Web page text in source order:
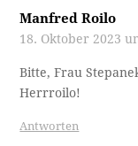
Manfred Roilo
18. Oktober 2023
Bitte, Frau
Herrroilo!
Antworten